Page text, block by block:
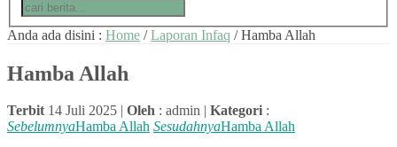
Anda ada disini : Home /Laporan Infaq /Hamba Allah
Hamba Allah
Terbit 14 Juli 2025 | Oleh : admin | Kategori :
SebelumnyaHamba Allah SesudahnyaHamba Allah